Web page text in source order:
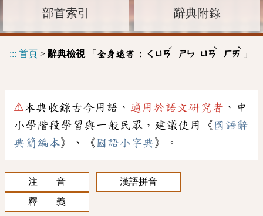
部首索引 辭典附錄
::: 首頁 > 辭典檢視「 全身遠害 : ㄑㄩㄢ
ˊ
ㄕㄣ ㄩㄢ
ˋ
ㄏㄞ
ˋ
」
⚠本典收錄古今用語， 適用於語文研究者 ，中
小學階段學習與一般民眾，建議使用《 國語辭
典簡編本》、《 國語小字典》。
注 音
漢語拼音
釋 義